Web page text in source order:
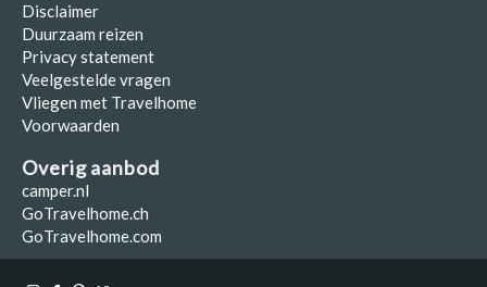
Disclaimer
Duurzaam reizen
Privacy statement
Veelgestelde vragen
Vliegen met Travelhome
Voorwaarden
Overig aanbod
camper.nl
GoTravelhome.ch
GoTravelhome.com